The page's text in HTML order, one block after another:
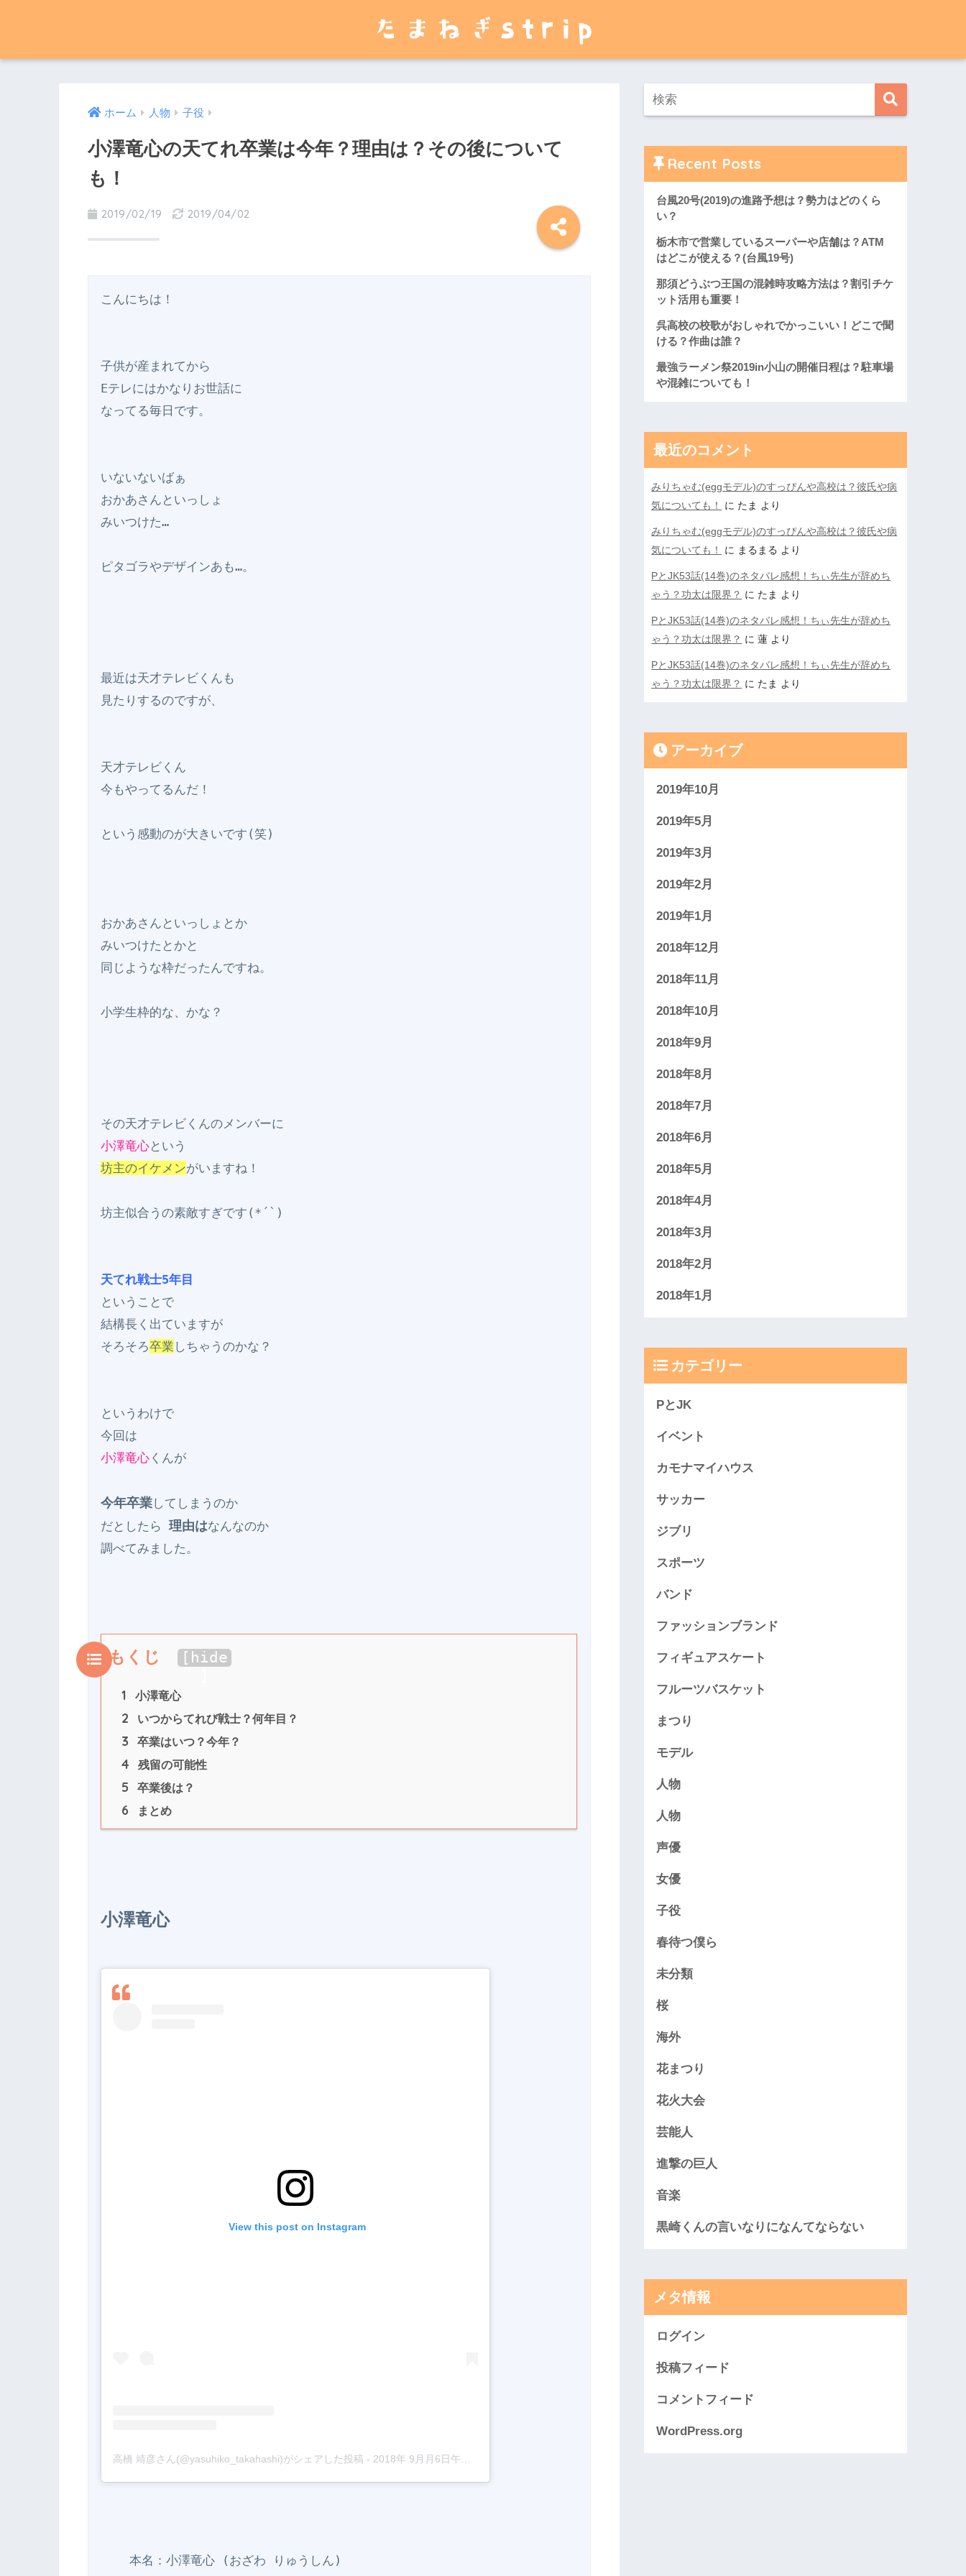
ホーム 人物 子役
小澤竜心の天てれ卒業は今年？理由は？その後について
も！
2019/02/19 2019/04/02
こんにちは！
子供が産まれてから
Eテレにはかなりお世話に
なってる毎日です。
いないないばぁ
おかあさんといっしょ
みいつけた…
ピタゴラやデザインあも…。
最近は天才テレビくんも
見たりするのですが、
天才テレビくん
今もやってるんだ！
という感動のが大きいです(笑)
おかあさんといっしょとか
みいつけたとかと
同じような枠だったんですね。
小学生枠的な、かな？
小澤竜心
坊主のイケメンがいますね！
坊主似合うの素敵すぎです(*´`)
天てれ戦士5年目
ということで
結構長く出ていますが
そろそろ卒業 しちゃうのかな？
というわけで
小澤竜心 くんが
今年卒業してしまうのか
だとしたら 理由はなんなのか
もくじ [ hide
1 小澤竜心
2 いつからてれび戦士？何年目？
3 卒業はいつ？今年？
4 残留の可能性
5 卒業後は？
6 まとめ
小澤竜心
View this post on Instagram
高橋 靖彦さん(@yasuhiko_takahashi)がシェアした投稿 - 2018年 9月月6日午後7時16分PDT
    本名：小澤竜心 (おざわ りゅうしん)
Recent Posts
台風20号(2019)の進路予想は？勢力はどのくら
い？
栃木市で営業しているスーパーや店舗は？ATM
はどこが使える？(台風19号)
那須どうぶつ王国の混雑時攻略方法は？割引チケ
ット活用も重要！
呉高校の校歌がおしゃれでかっこいい！どこで聞
ける？作曲は誰？
最強ラーメン祭2019in小山の開催日程は？駐車場
や混雑についても！
最近のコメント
みりちゃむ(eggモデル)のすっぴんや高校は？彼氏や病
気についても！
に たま より
みりちゃむ(eggモデル)のすっぴんや高校は？彼氏や病
気についても！
に まるまる より
PとJK53話(14巻)のネタバレ感想！ちぃ先生が辞めち
ゃう？功太は限界？ に たま より
PとJK53話(14巻)のネタバレ感想！ちぃ先生が辞めち
ゃう？功太は限界？ に蓮 より
PとJK53話(14巻)のネタバレ感想！ちぃ先生が辞めち
ゃう？功太は限界？ に たま より
アーカイブ
2019年10月
2019年5月
2019年3月
2019年2月
2019年1月
2018年12月
2018年11月
2018年10月
2018年9月
2018年8月
2018年7月
2018年6月
2018年5月
2018年4月
2018年3月
2018年2月
2018年1月
カテゴリー
PとJK
イベント
カモナマイハウス
サッカー
ジブリ
スポーツ
バンド
ファッションブランド
フィギュアスケート
フルーツバスケット
まつり
モデル
人物
人物
声優
女優
子役
春待つ僕ら
未分類
桜
海外
花まつり
花火大会
芸能人
進撃の巨人
音楽
黒崎くんの言いなりになんてならない
メタ情報
ログイン
投稿フィード
コメントフィード
WordPress.org